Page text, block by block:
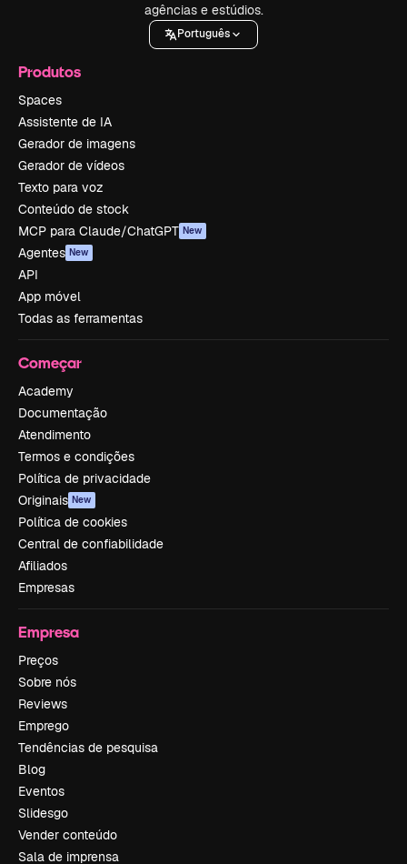
agências e estúdios.
Português
Produtos
Spaces
Assistente de IA
Gerador de imagens
Gerador de vídeos
Texto para voz
Conteúdo de stock
MCP para Claude/ChatGPT New
Agentes New
API
App móvel
Todas as ferramentas
Começar
Academy
Documentação
Atendimento
Termos e condições
Política de privacidade
Originais New
Política de cookies
Central de confiabilidade
Afiliados
Empresas
Empresa
Preços
Sobre nós
Reviews
Emprego
Tendências de pesquisa
Blog
Eventos
Slidesgo
Vender conteúdo
Sala de imprensa